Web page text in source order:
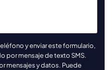
y enviar este formulario,
por mensaje de texto SMS.
mensajes y datos. Puede